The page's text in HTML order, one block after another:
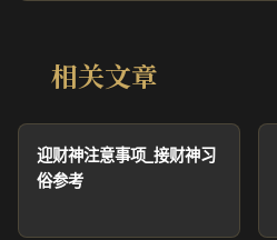
相关文章
迎财神注意事项_接财神习
俗参考